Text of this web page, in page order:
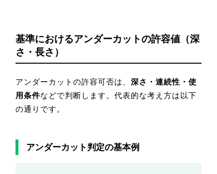
基準におけるアンダーカットの許容値（深
さ・長さ）
アンダーカットの許容可否は、 深さ・連続性・使
用条件などで判断します。代表的な考え方は以下
の通りです。
アンダーカット判定の基本例